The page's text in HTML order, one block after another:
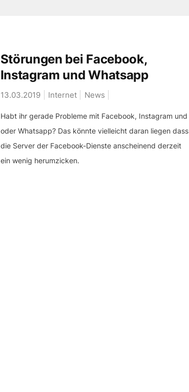
Störungen bei Facebook,
Instagram und Whatsapp
13.03.2019 Internet News
Habt ihr gerade Probleme mit Facebook, Instagram und
oder Whatsapp? Das könnte vielleicht daran liegen dass
die Server der Facebook-Dienste anscheinend derzeit
ein wenig herumzicken.